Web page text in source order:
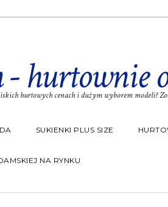
hurtownie
hurtowych cenach i dużym wyborem modeli?
SUKIENKI PLUS SIZE
NA RYNKU